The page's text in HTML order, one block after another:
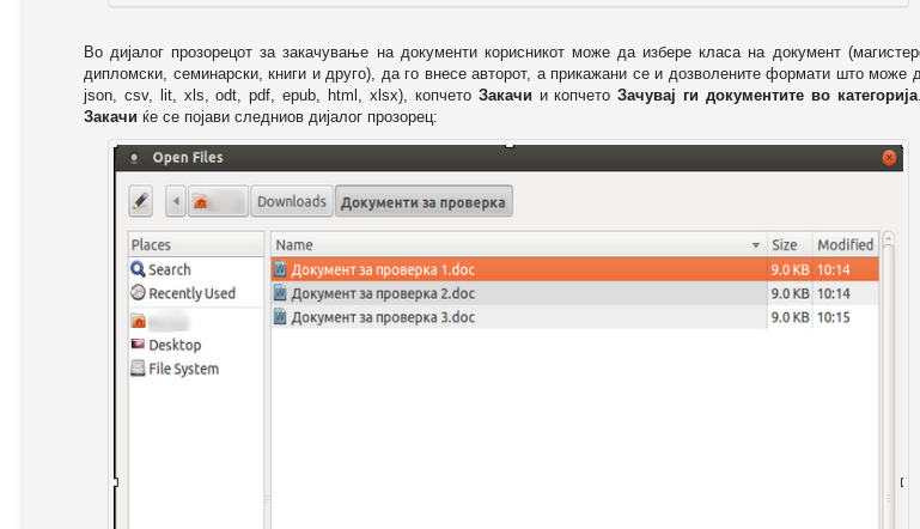
Во дијалог прозорецот за закачување на документи корисникот може да избере класа на документ
дипломски, семинарски, книги и друго), да го внесе авторот, а прикажани се и дозволените формати што може
json, csv, lit, xls, odt, pdf, epub, html, xlsx), копчето Закачи и копчетоЗачувај ги документите во категорија
Закачи ќе се појави следниов дијалог прозорец: